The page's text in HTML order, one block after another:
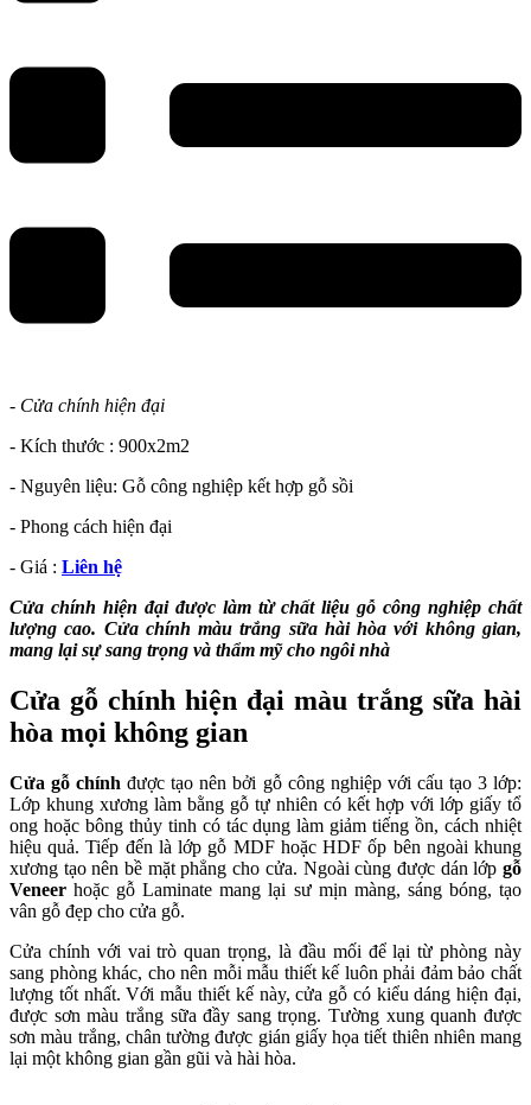
- Cửa chính hiện đại
- Kích thước : 900x2m2
- Nguyên liệu: Gỗ công nghiệp kết hợp gỗ sồi
- Phong cách hiện đại
- Giá : Liên hệ
Cửa chính hiện đại được làm từ chất liệu gỗ công nghiệp chất
lượng cao. Cửa chính màu trắng sữa hài hòa với không gian,
mang lại sự sang trọng và thẩm mỹ cho ngôi nhà
Cửa gỗ chính hiện đại màu trắng sữa hài
hòa mọi không gian
Cửa gỗ chính được tạo nên bởi gỗ công nghiệp với cấu tạo 3 lớp:
Lớp khung xương làm bằng gỗ tự nhiên có kết hợp với lớp giấy tổ
ong hoặc bông thủy tinh có tác dụng làm giảm tiếng ồn, cách nhiệt
hiệu quả. Tiếp đến là lớp gỗ MDF hoặc HDF ốp bên ngoài khung
xương tạo nên bề mặt phẳng cho cửa. Ngoài cùng được dán lớp gỗ
Veneer hoặc gỗ Laminate mang lại sư mịn màng, sáng bóng, tạo
vân gỗ đẹp cho cửa gỗ.
Cửa chính với vai trò quan trọng, là đầu mối để lại từ phòng này
sang phòng khác, cho nên mỗi mẫu thiết kế luôn phải đảm bảo chất
lượng tốt nhất. Với mẫu thiết kế này, cửa gỗ có kiểu dáng hiện đại,
được sơn màu trắng sữa đầy sang trọng. Tường xung quanh được
sơn màu trắng, chân tường được gián giấy họa tiết thiên nhiên mang
lại một không gian gần gũi và hài hòa.